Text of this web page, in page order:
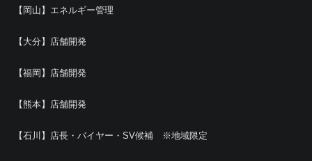
【岡山】エネルギー管理
【大分】店舗開発
【福岡】店舗開発
【熊本】店舗開発
【石川】店長・バイヤー・SV候補 ※地域限定